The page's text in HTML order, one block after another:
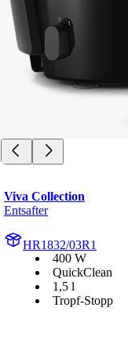
Viva Collection
Entsafter
HR1832/03R1
400 W
QuickClean
1,5 l
Tropf-Stopp